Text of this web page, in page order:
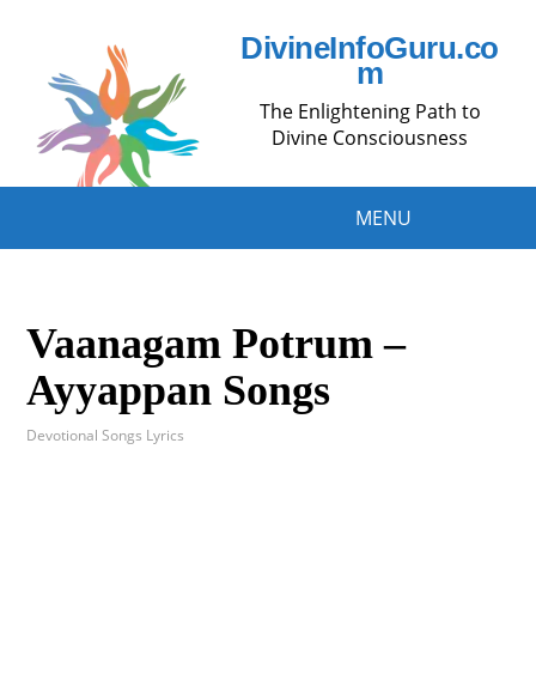
DivineInfoGuru.co
m
The Enlightening Path to
Divine Consciousness
MENU
Vaanagam Potrum –
Ayyappan Songs
Devotional Songs Lyrics